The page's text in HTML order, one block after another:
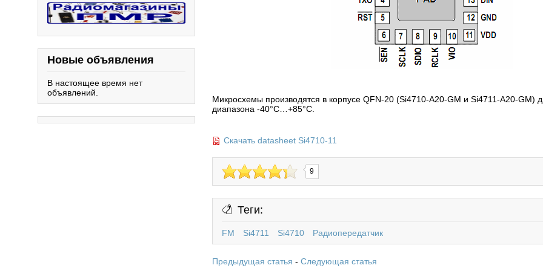
Новые объявления
В настоящее время нет
объявлений.
Микросхемы производятся в корпусе QFN-20 (Si4710-A20-GM и Si4711-A20-GM)
диапазона -40°C…+85°C.
Скачать datasheet Si4710-11
9
Теги:
FM Si4711 Si4710 Радиопередатчик
Предыдущая статья - Следующая статья